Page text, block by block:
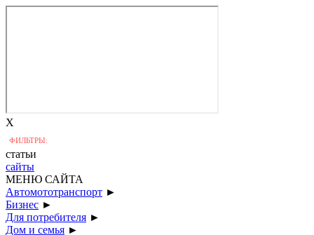
X
ФИЛЬТРЫ:
статьи
сайты
МЕНЮ САЙТА
Автомототранспорт ►
Бизнес ►
Для потребителя ►
Дом и семья ►